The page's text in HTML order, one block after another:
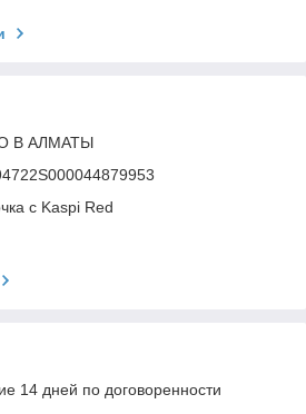
В АЛМАТЫ
с Kaspi Red
14 дней по договоренности